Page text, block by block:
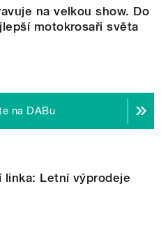
na velkou show. Do
motokrosaři světa
na DABu
linka: Letní výprodeje